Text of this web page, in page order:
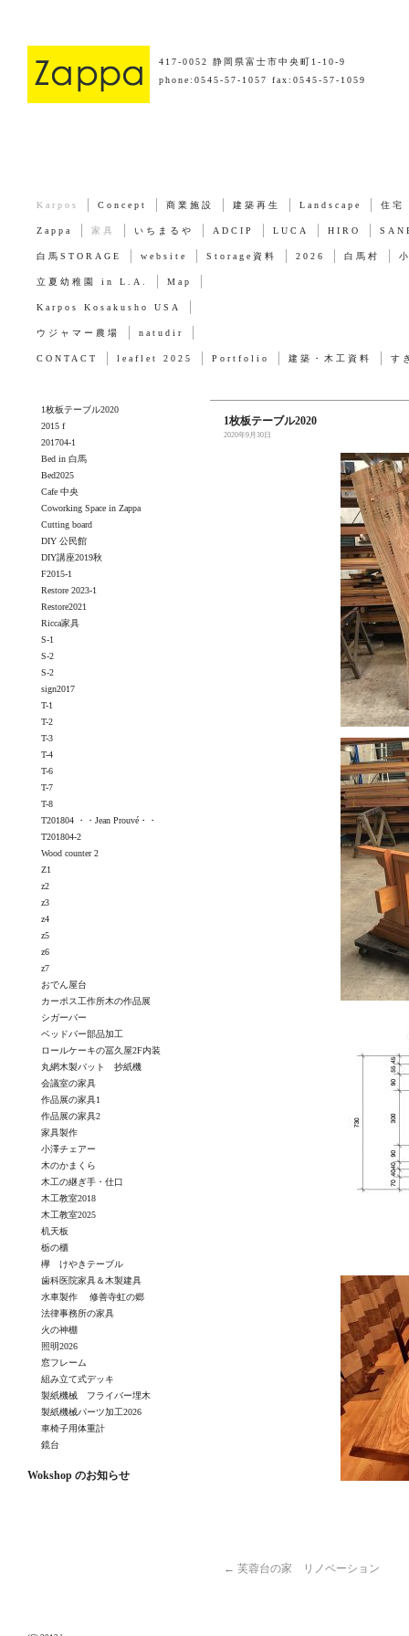
417-0052 静岡県富士市中央町1-10-9
phone:0545-57-1057 fax:0545-57-1059
Karpos Concept 商業施設 建築再生 Landscape 住宅
Zappa 家具 いちまるや ADCIP LUCA HIRO
白馬STORAGE website Storage資料 2026 白馬村
立夏幼稚園 in L.A. Map
Karpos Kosakusho USA
ウジャマー農場 natudir
CONTACT leaflet 2025 Portfolio 建築・木工資料 す
1枚板テーブル2020
2015 f
201704-1
Bed in 白馬
Bed2025
Cafe 中央
Coworking Space in Zappa
Cutting board
DIY 公民館
DIY講座2019秋
F2015-1
Restore 2023-1
Restore2021
Ricca家具
S-1
S-2
S-2
sign2017
T-1
T-2
T-3
T-4
T-6
T-7
T-8
T201804 ・・Jean Prouvé・・
T201804-2
Wood counter 2
Z1
z2
z3
z4
z5
z6
z7
おでん屋台
カーポス工作所木の作品展
シガーバー
ベッドバー部品加工
ロールケーキの冨久屋2F内装
丸網木製バット 抄紙機
会議室の家具
作品展の家具1
作品展の家具2
家具製作
小澤チェアー
木のかまくら
木工の継ぎ手・仕口
木工教室2018
木工教室2025
机天板
栃の櫃
欅 けやきテーブル
歯科医院家具＆木製建具
水車製作 修善寺虹の郷
法律事務所の家具
火の神棚
照明2026
窓フレーム
組み立て式デッキ
製紙機械 フライバー埋木
製紙機械パーツ加工2026
車椅子用体重計
鏡台
Wokshop のお知らせ
1枚板テーブル2020
2020年9月30日
← 芙蓉台の家 リノベーション